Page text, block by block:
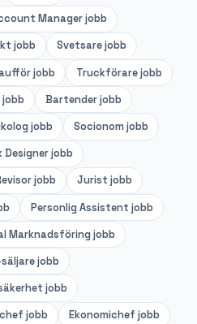
Managerjobb
jobb Svetsarejobb
jobb Truckförarejobb
jobb Bartenderjobb
jobb Socionom jobb
Designerjobb
jobb Jurist jobb
Personlig Assistent jobb
Marknadsföring jobb
jobb
jobb
jobb Ekonomichef jobb